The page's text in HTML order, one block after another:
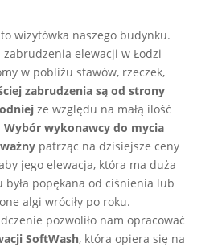
wizytówka naszego budynku.
zabrudzenia elewacji w Łodzi
w pobliżu stawów, rzeczek,
zabrudzenia są od strony
ze względu na małą ilość
Wybór wykonawcy do mycia
patrząc na dzisiejsze ceny
jego elewacja, która ma duża
była popękana od ciśnienia lub
algi wróciły po roku.
pozwoliło nam opracować
SoftWash, która opiera się na